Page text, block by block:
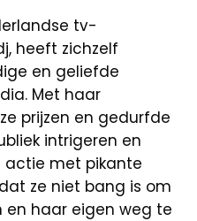
tv-
heeft zichzelf
en geliefde
Met haar
prijzen en gedurfde
intrigeren en
actie met pikante
ze niet bang is om
en haar eigen weg te